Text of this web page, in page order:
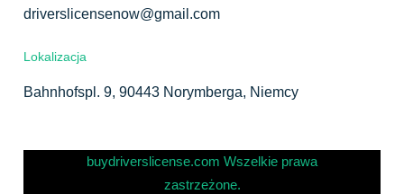
driverslicensenow@gmail.com
Lokalizacja
Bahnhofspl. 9, 90443 Norymberga, Niemcy
buydriverslicense.com Wszelkie prawa
zastrzeżone.